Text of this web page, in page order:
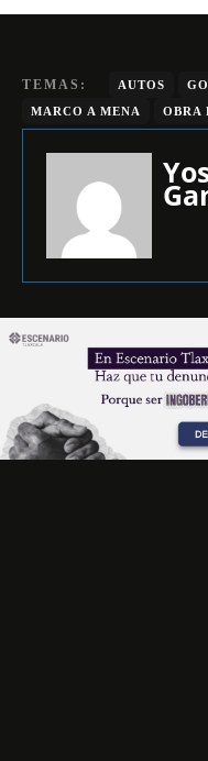
TEMAS: AUTOS
MARCO A MENA
OBRA